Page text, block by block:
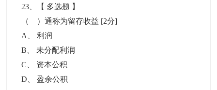
23 、【 多选题 】
（ ）通称为留存收益 [2分]
A
、利润
B
未分配利润
C
资本公积
D 、盈余公积